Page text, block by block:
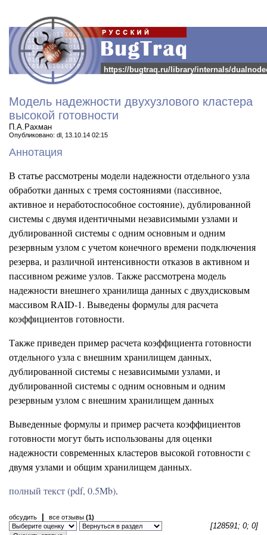
https://bugtraq.ru/library/internals/
Модель надежности двухузлового кластера
высокой готовности
П.А.Рахман
Опубликовано: dl, 13.10.14 02:15
Аннотация
В статье рассмотрены модели надежности отдельного узла
обработки данных с тремя состояниями (пассивное,
активное и неработоспособное состояние), дублированной
системы с двумя идентичными независимыми узлами и
дублированной системы с одним основным и одним
резервным узлом с учетом конечного времени подключения
резерва, и различной интенсивности отказов в активном и
пассивном режиме узлов. Также рассмотрена модель
надежности внешнего хранилища данных с двухдисковым
массивом RAID-1. Выведены формулы для расчета
коэффициентов готовности.
Также приведен пример расчета коэффициента готовности
отдельного узла с внешним хранилищем данных,
дублированной системы с независимыми узлами, и
дублированной системы с одним основным и одним
резервным узлом с внешним хранилищем данных
Выведенные формулы и пример расчета коэффициентов
готовности могут быть использованы для оценки
надежности современных кластеров высокой готовности с
двумя узлами и общим хранилищем данных.
полный текст (pdf, 0.5Mb).
обсудить все отзывы (1)
[128591; 0; 0]